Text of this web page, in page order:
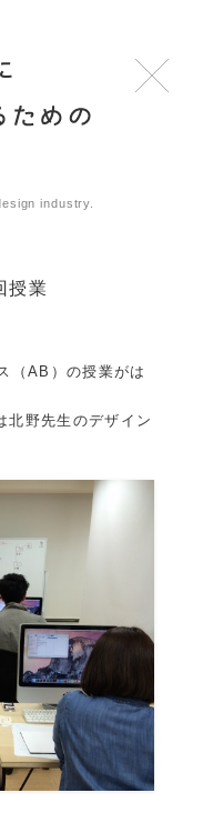
industry.
授業
（AB）の授業がは
北野先生のデザイン